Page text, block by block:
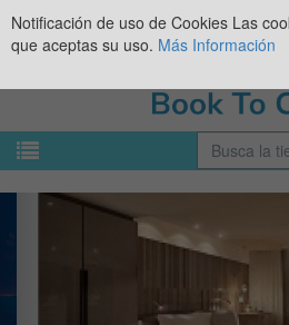
Notificación de uso de Cookies Las
que aceptas su uso. Más Información